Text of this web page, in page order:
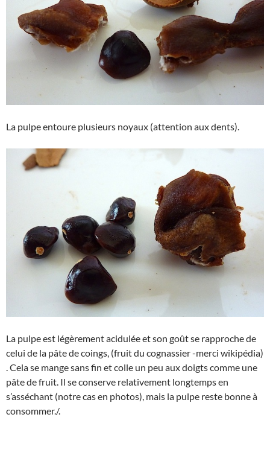
La pulpe entoure plusieurs noyaux (attention aux dents).
La pulpe est légèrement acidulée et son goût se rapproche de
celui de la pâte de coings, (fruit du cognassier -merci wikipédia)
. Cela se mange sans fin et colle un peu aux doigts comme une
pâte de fruit. Il se conserve relativement longtemps en
s’asséchant (notre cas en photos), mais la pulpe reste bonne à
consommer./.